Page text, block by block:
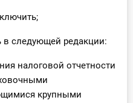
в следующей редакции:
налоговой отчетности
крупными